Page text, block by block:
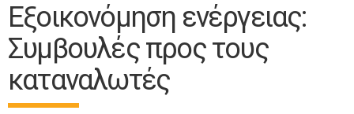
Εξοικονόμηση ενέργειας:
Συμβουλές προς τους
καταναλωτές